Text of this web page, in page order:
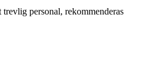
personal, rekommenderas